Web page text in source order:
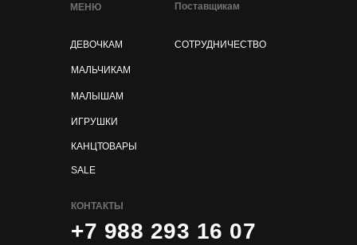
МЕНЮ
ДЕВОЧКАМ
МАЛЬЧИКАМ
МАЛЫШАМ
ИГРУШКИ
КАНЦТОВАРЫ
КОНТАКТЫ
+7 988 293 16 07
Поставщикам
СОТРУДНИЧЕСТВО
SALE